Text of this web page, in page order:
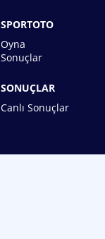
SPORTOTO
Oyna
Sonuçlar
SONUÇLAR
Canlı Sonuçlar